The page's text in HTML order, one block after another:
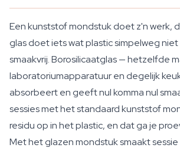
Een kunststof mondstuk doet z'n werk,
glas doet iets wat plastic simpelweg
smaakvrij. Borosilicaatglas — hetzelfde
laboratoriumapparatuur en degelijk
absorbeert en geeft nul komma nul
sessies met het standaard kunststof
residu op in het plastic, en dat ga je
Met het glazen mondstuk smaakt